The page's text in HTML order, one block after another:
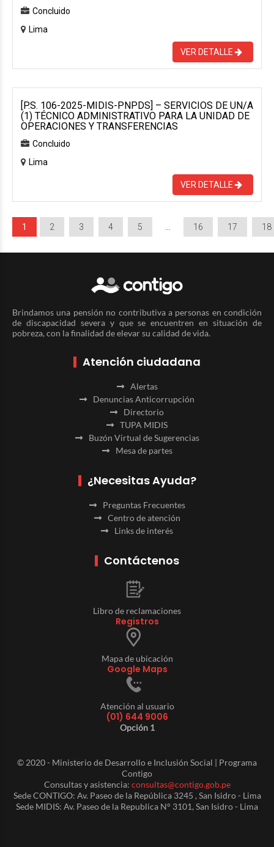
Concluido
Lima
VER DETALLE
[P.S. 106-2025-MIDIS-PNPDS] – SERVICIOS DE UN/A
(1) TÉCNICO ADMINISTRATIVO PARA LA UNIDAD DE
OPERACIONES Y TRANSFERENCIAS
Concluido
Lima
VER DETALLE
1 2 3 4 5 16 17 18
Brindamos una pensión no contributiva a personas en condición
de discapacidad severa y que se encuentren en situación de
pobreza, con la finalidad de elevar su calidad de vida.
Atención ciudadana
Alertas
Denuncias Anticorrupción
Directorio
TUPA MIDIS
Buzón Virtual de Sugerencias
Mesa de partes
¿Necesitas Ayuda?
Preguntas Frecuentes
Centro de atención
Links de interés
Contáctenos
Libro de reclamaciones
Registros
Mapa de ubicación
Google Maps
Atención al usuario
(01) 644 9006
Opción 1
© 2020 - Ministerio de Desarrollo e Inclusión Social | Programa
Contigo
Consultas y asistencia: consultas@contigo.gob.pe
Sede CONTIGO: Av. Paseo de la República 3245 , San Isidro - Lima
Sede MIDIS: Av. Paseo de la Republica N° 3101, San Isidro - Lima